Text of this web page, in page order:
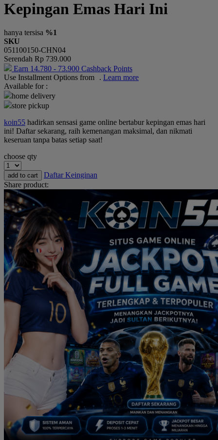
Okiedog
Paw Patrol
Peachy
Phanpy
Pigeon
Playgro
Puma
R
Real Shades
Red Castle
Ribbon Madness
S
Seribu Paras
Silver Cross
Skip Hop
Soohoo
Spectra
Squishmallows
Stick-O
Stokke
Kepingan Emas Hari Ini
hanya tersisa %1
SKU
051100150-CHN04
Serendah Rp 739.000
Earn 14.780 - 73.900 Cashback Points
Use Installment Options from
. Learn more
Available for :
home delivery
store pickup
koin55 hadirkan sensasi game online bertabur kepingan emas hari
ini! Daftar sekarang, raih kemenangan maksimal, dan nikmati
keseruan tanpa batas setiap saat!
choose qty
add to cart
Daftar Keinginan
Share product: